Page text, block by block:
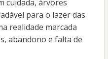
cuidada, árvores
para o lazer das
realidade marcada
abandono e falta de